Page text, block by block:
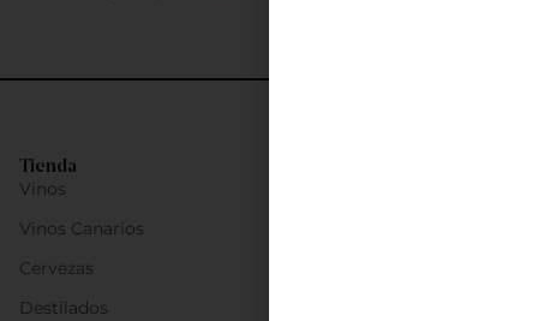
Tienda
Vinos
Vinos Canarios
Cervezas
Destilados